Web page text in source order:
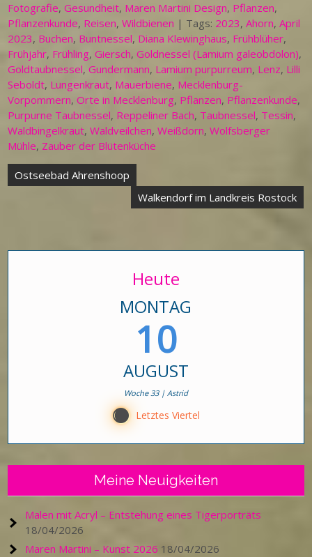
Fotografie,Gesundheit, Maren Martini Design, Pflanzen,
Pflanzenkunde, Reisen,Wildbienen | Tags: 2023,Ahorn,April
2023, Buchen, Buntnessel, Diana Klewinghaus, Frühblüher,
Frühjahr, Frühling,Giersch,Goldnessel (Lamium galeobdolon),
Goldtaubnessel,Gundermann, Lamium purpurreum, Lenz, Lilli
Seboldt, Lungenkraut, Mauerbiene, Mecklenburg-
Vorpommern,Orte in Mecklenburg, Pflanzen, Pflanzenkunde,
Purpurne Taubnessel, Reppeliner Bach, Taubnessel, Tessin,
Waldbingelkraut,Waldveilchen,Weißdorn,Wolfsberger
Mühle, Zauber der Blütenküche
Beitragsnavigation
Ostseebad Ahrenshoop
Walkendorf im Landkreis Rostock
Heute
MONTAG
10
AUGUST
Woche 33 | Astrid
Y Letztes Viertel
Meine Neuigkeiten
Malen mit Acryl – Entstehung eines Tigerporträts
18/04/2026
Maren Martini – Kunst 2026 18/04/2026